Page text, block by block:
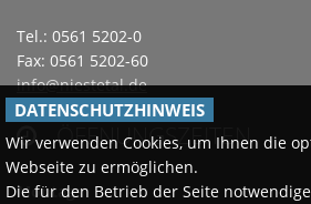
Tel.: 0561 5202-0
Fax: 0561 5202-60
info@niestetal.de
 ÖFFNUNGSZEITEN
Montags
DATENSCHUTZHINWEIS
Wir verwenden Cookies, um Ihnen die
Webseite zu ermöglichen.
Die für den Betrieb der Seite